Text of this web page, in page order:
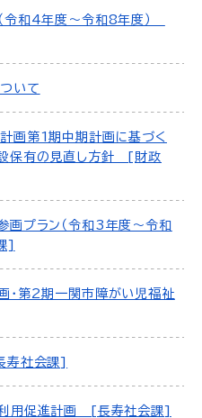
令和4年度～令和8年度）
いて
画第1期中期計画に基づく
保有の見直し方針 [財政
プラン（令和3年度～令和
]
・第2期一関市障がい児福祉
社会課]
用促進計画 [長寿社会課]